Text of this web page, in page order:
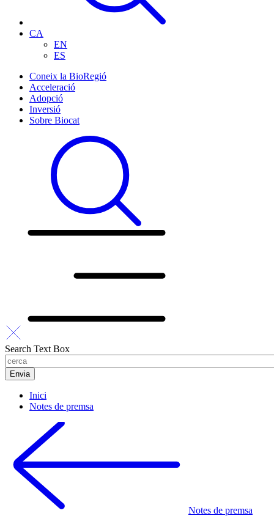
CA
EN
ES
Coneix la BioRegió
Acceleració
Adopció
Inversió
Sobre Biocat
Search Text Box
Inici
Notes de premsa
Notes de premsa